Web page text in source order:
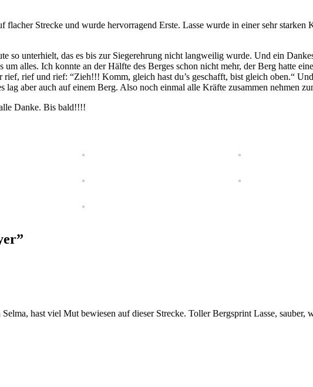
Strecke und wurde hervorragend Erste. Lasse wurde in einer sehr
so unterhielt, das es bis zur Siegerehrung nicht langweilig wurde. Und ein
alles. Ich konnte an der Hälfte des Berges schon nicht mehr, der Berg hatte
rief und rief: “Zieh!!! Komm, gleich hast du’s geschafft, bist gleich oben.“
aber auch auf einem Berg. Also noch einmal alle Kräfte zusammen nehmen
Danke. Bis bald!!!!
hast viel Mut bewiesen auf dieser Strecke. Toller Bergsprint Lasse, sauber,